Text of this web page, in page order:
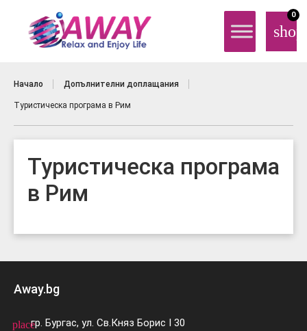
0
Начало Допълнителни доплащания
Туристическа програма в Рим
Туристическа програма
в Рим
Away.bg
placeгр. Бургас, ул. Св.Княз Борис I 30